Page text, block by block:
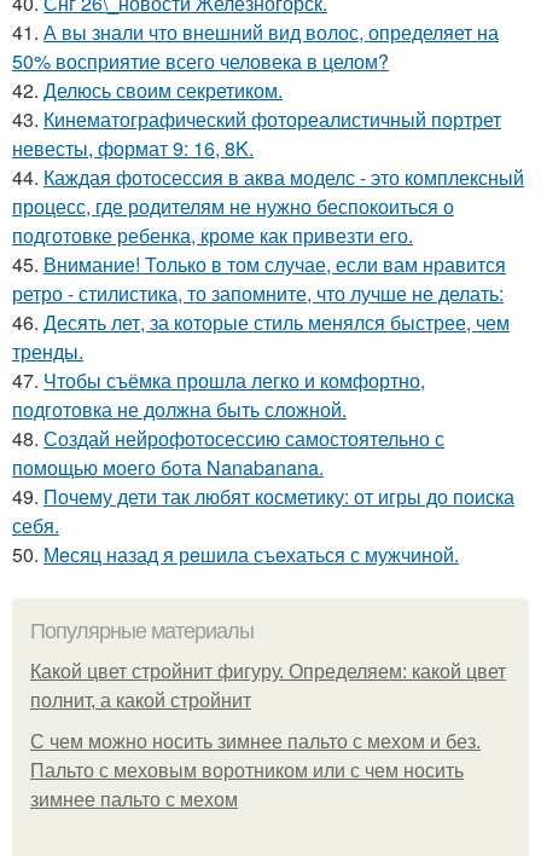
41. А вы знали что внешний вид волос, определяет на
50% восприятие всего человека в целом?
42. Делюсь своим секретиком.
43. Кинематографический фотореалистичный портрет
невесты, формат 9: 16, 8K.
44. Каждая фотосессия в аква моделс - это комплексный
процесс, где родителям не нужно беспокоиться о
подготовке ребенка, кроме как привезти его.
45. Внимание! Только в том случае, если вам нравится
ретро - стилистика, то запомните, что лучше не делать:
46. Десять лет, за которые стиль менялся быстрее, чем
тренды.
47. Чтобы съёмка прошла легко и комфортно,
подготовка не должна быть сложной.
48. Создай нейрофотосессию самостоятельно с
помощью моего бота Nanabanana.
49. Почему дети так любят косметику: от игры до поиска
себя.
50. Мeсяц назад я рeшила съeхаться с мужчиной.
Популярные материалы
Какой цвет стройнит фигуру. Определяем: какой цвет
полнит, а какой стройнит
C чем можно носить зимнее пальто с мехом и без.
Пальто с меховым воротником или с чем носить
зимнее пальто с мехом